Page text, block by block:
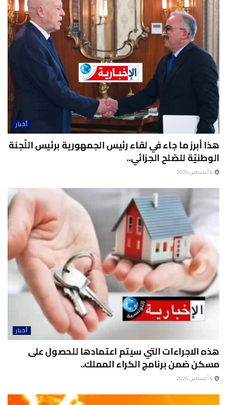
أخبار
هذا أبرز ما جاء في لقاء رئيس الجمهورية برئيس اللّجنة
الوطنيّة للصّلح الجزائي..
أخبار
هذه الاجراءات التي سيتم اعتمادها للحصول على
مسكن ضمن برنامج الكراء المملك..